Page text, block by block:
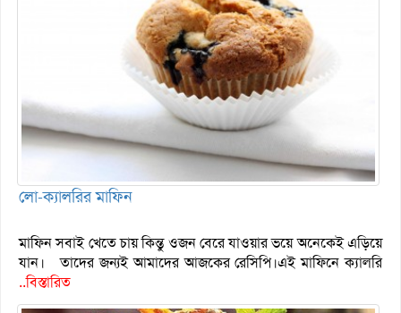
লো-ক্যালরির মাফিন
মাফিন সবাই খেতে চায় কিন্তু ওজন বেরে যাওয়ার ভয়ে অনেকেই এড়িয়ে
যান। তাদের জন্যই আমাদের আজকের রেসিপি।এই মাফিনে ক্যালরি
..বিস্তারিত